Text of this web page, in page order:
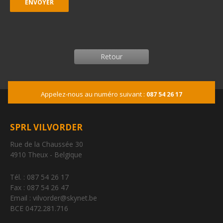
Retour
Appelez-nous au numéro suivant : 087 54 26 17
SPRL VILVORDER
Rue de la Chaussée 30
4910 Theux - Belgique
Tél. : 087 54 26 17
Fax : 087 54 26 47
Email : vilvorder@skynet.be
BCE 0472.281.716